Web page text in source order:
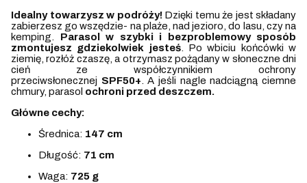
Idealny towarzysz w podróży! Dzięki temu że jest składany
zabierzesz go wszędzie- na plaże, nad jezioro, do lasu, czy na
kemping. Parasol w szybki i bezproblemowy sposób
zmontujesz gdziekolwiek jesteś. Po wbiciu końcówki w
ziemię, rozłóż czaszę, a otrzymasz pożądany w słoneczne dni
cień ze współczynnikiem ochrony
przeciwsłonecznej SPF50+ . A jeśli nagle nadciągną ciemne
chmury, parasol ochroni przed deszczem.
Główne cechy:
Średnica: 147 cm
Długość: 71 cm
Waga: 725 g